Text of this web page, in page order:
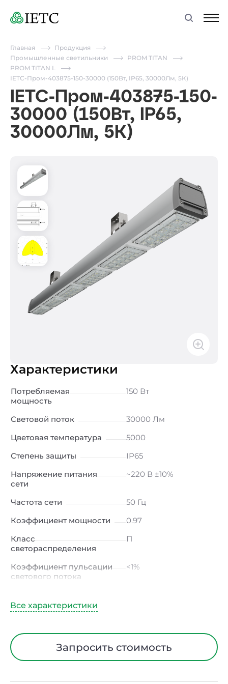
Главная
Продукция
Промышленные светильники
PROM TITAN
PROM TITAN L
IETC-Пром-403875-150-30000 (150Вт, IP65, 30000Лм, 5К)
IETC-Пром-403875-150-
30000 (150Вт, IP65,
30000Лм, 5К)
Характеристики
Потребляемая
мощность
150 Вт
Световой поток
30000 Лм
Цветовая температура
5000
Степень защиты
IP65
Напряжение питания
сети
~220 В ±10%
Частота сети
50 Гц
Коэффициент мощности
0.97
Класс
светораспределения
П
Коэффициент пульсации
светового потока
<1%
Тип кривой силы света
/ Г (глубокая)
Угол рассеивания
30ᵒх90ᵒ
Запросить стоимость